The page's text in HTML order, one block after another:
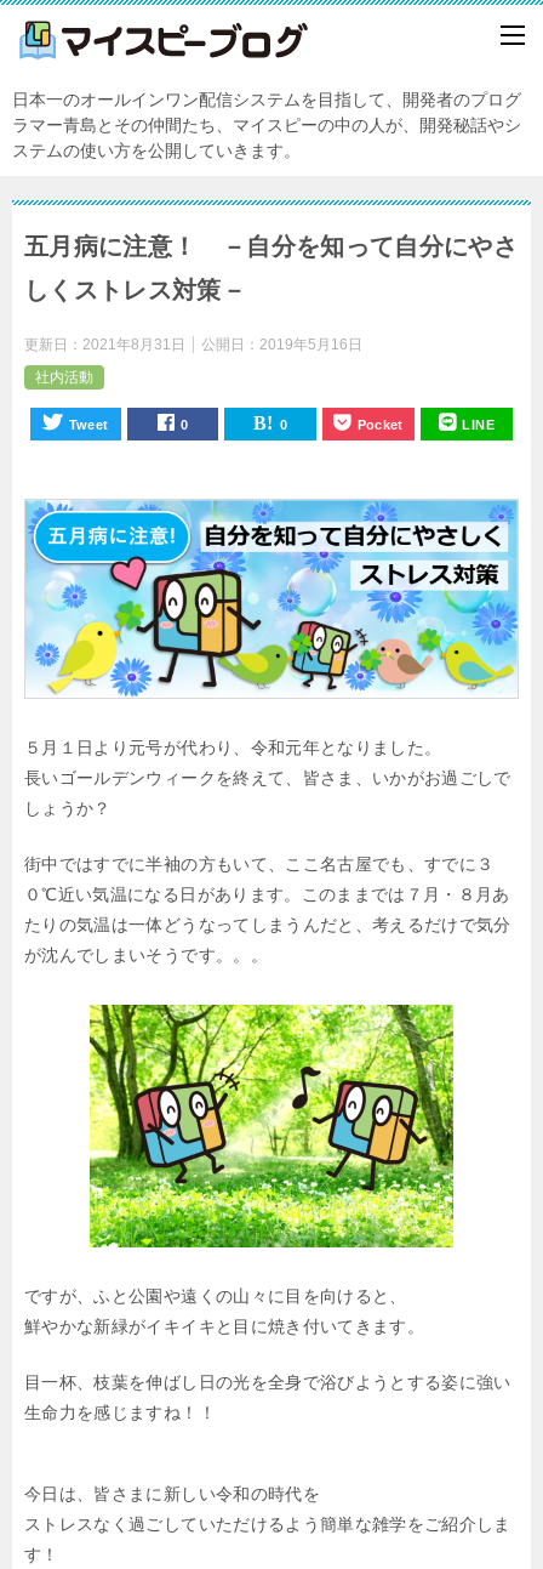
日本一のオールインワン配信システムを目指して、開発者のプログ
ラマー青島とその仲間たち、マイスピーの中の人が、開発秘話やシ
ステムの使い方を公開していきます。
五月病に注意！ －自分を知って自分にやさ
しくストレス対策－
更新日： 2021年8月31日 公開日： 2019年5月16日
社内活動
Tweet 0 0 Pocket LINE
５月１日より元号が代わり、令和元年となりました。
長いゴールデンウィークを終えて、皆さま、いかがお過ごしで
しょうか？
街中ではすでに半袖の方もいて、ここ名古屋でも、すでに３
０℃近い気温になる日があります。このままでは７月・８月あ
たりの気温は一体どうなってしまうんだと、考えるだけで気分
が沈んでしまいそうです。。。
ですが、ふと公園や遠くの山々に目を向けると、
鮮やかな新緑がイキイキと目に焼き付いてきます。
目一杯、枝葉を伸ばし日の光を全身で浴びようとする姿に強い
生命力を感じますね！！
今日は、皆さまに新しい令和の時代を
ストレスなく過ごしていただけるよう簡単な雑学をご紹介しま
す！